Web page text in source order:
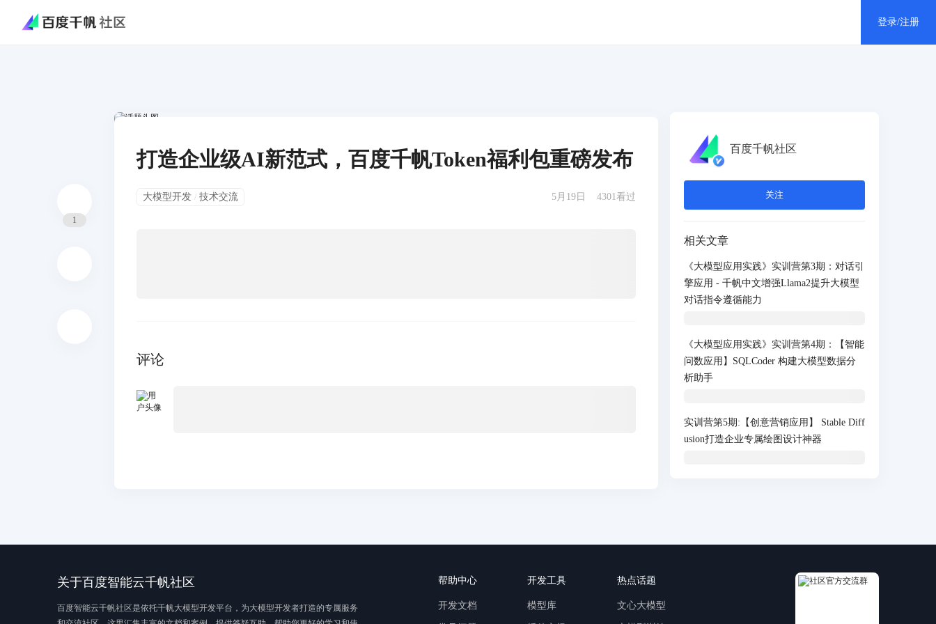
登录/注册
1
打造企业级AI新范式，百度千帆Token福利包重磅发布
大模型开发 / 技术交流 5月19日 4301看过
评论
百度千帆社区
关注
相关文章
《大模型应用实践》实训营第3期：对话引
擎应用 - 千帆中文增强Llama2提升大模型
对话指令遵循能力
《大模型应用实践》实训营第4期：【智能
问数应用】SQLCoder 构建大模型数据分
析助手
实训营第5期:【创意营销应用】 Stable Diff
usion打造企业专属绘图设计神器
关于百度智能云千帆社区
百度智能云千帆社区是依托千帆大模型开发平台，为大模型开发者打造的专属服务
帮助中心
开发文档
开发工具
模型库
热点话题
文心大模型